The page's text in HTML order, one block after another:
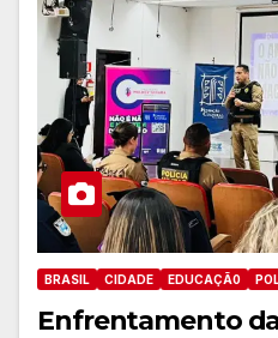
BRASIL CIDADE EDUCAÇÃ0
Enfrentamento